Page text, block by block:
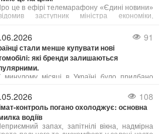
це в ефірі телемарафону «Єдині новини»
заступник міністра економіки,
91
стали менше купувати нові
які бренди залишаються
минулому місяці в Україні було придбано
18% менше порівняно з травнем 2025
У порівнянні з квітнем 2026 року попит на
авто також знизився на 11%.
108
контроль погано охолоджує: основна
водіїв
запах, запітнілі вікна, надмірна